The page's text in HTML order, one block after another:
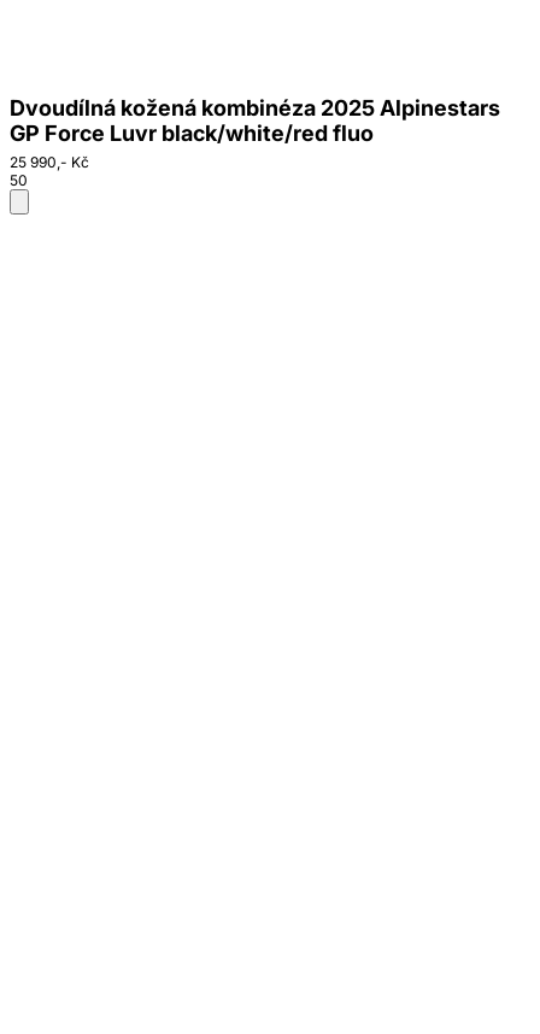
Dvoudílná kožená kombinéza 2025 Alpinestars
GP Force Luvr black/white/red fluo
25 990,- Kč
50